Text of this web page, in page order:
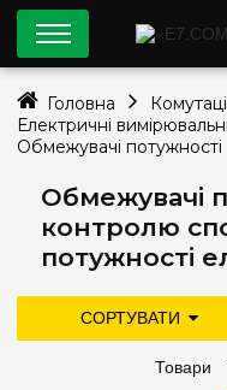
Обмежувачі
контролю
потужності
СОРТУВАТИ
дорожче
Товари
Головна
Електричні
Обмежувачі потужності